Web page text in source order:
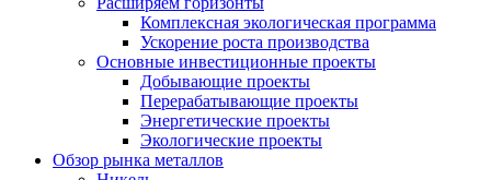
Комплексная экологическая программа
Ускорение роста производства
Основные инвестиционные проекты
Добывающие проекты
Перерабатывающие проекты
Энергетические проекты
Экологические проекты
Обзор рынка металлов